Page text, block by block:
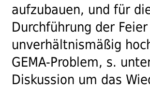
aufzubauen, und für
Durchführung der
unverhältnismäßig
GEMA-Problem, s.
Diskussion um das